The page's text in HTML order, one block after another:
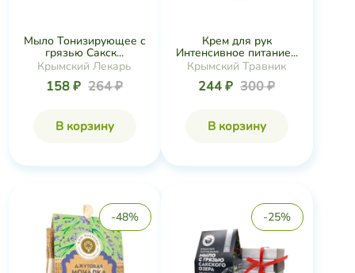
Мыло Тонизирующее с
грязью Сакск...
Крымский Лекарь
158 ₽ 264 ₽
В корзину
Крем для рук
Интенсивное питание...
Крымский Травник
244 ₽ 300 ₽
В корзину
-48% -25%